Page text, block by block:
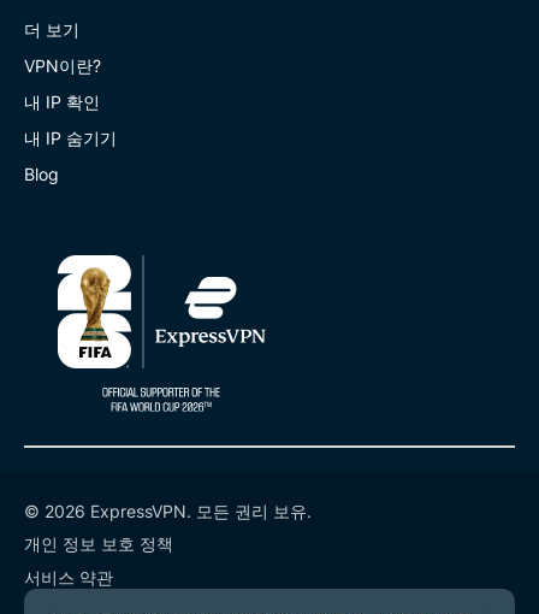
더 보기
VPN이란?
내 IP 확인
내 IP 숨기기
Blog
© 2026 ExpressVPN. 모든 권리 보유.
개인 정보 보호 정책
서비스 약관